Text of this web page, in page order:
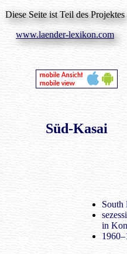
Diese Seite ist Teil des Projektes
www.laender-lexikon.com
Süd-Kasai
South
in